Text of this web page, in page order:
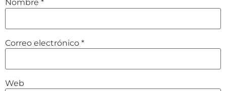
Nombre *
Correo electrónico *
Web